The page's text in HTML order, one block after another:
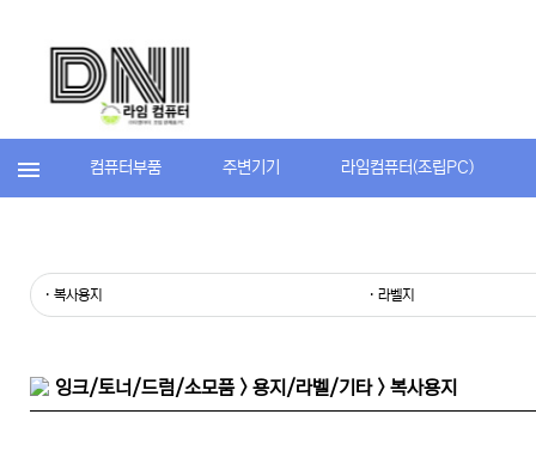
컴퓨터부품 주변기기 라임컴퓨터(조립PC)
· 복사용지 · 라벨지
잉크/토너/드럼/소모품 > 용지/라벨/기타 > 복사용지